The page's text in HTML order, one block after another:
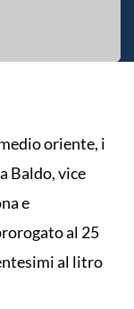
oriente, i
Baldo, vice
e
al 25
al litro